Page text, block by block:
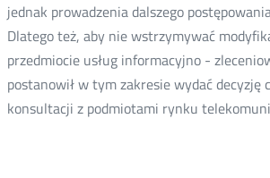
jednak prowadzenia dalszego
Dlatego też, aby nie wstrzymywać
przedmiocie usług informacyjno -
postanowił w tym zakresie wydać decyzję
konsultacji z podmiotami rynku